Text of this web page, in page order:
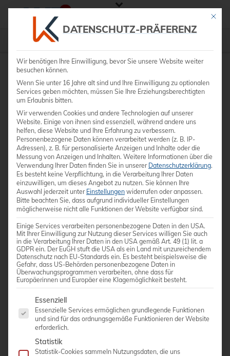
Gebrauchte Geräte
SAMSUNG HM70 A
Mit
DATENSCHUTZ-PRÄFERENZ
Wir benötigen Ihre Einwilligung, bevor Sie unsere Website weiter
besuchen können.
Wenn Sie unter 16 Jahre alt sind und Ihre Einwilligung zu optionalen
Services geben möchten, müssen Sie Ihre Erziehungsberechtigten
um Erlaubnis bitten.
Wir verwenden Cookies und andere Technologien auf unserer
Website. Einige von ihnen sind essenziell, während andere uns
helfen, diese Website und Ihre Erfahrung zu verbessern.
Personenbezogene Daten können verarbeitet werden (z. B. IP-
Adressen), z. B. für personalisierte Anzeigen und Inhalte oder die
Messung von Anzeigen und Inhalten. Weitere Informationen über die
Verwendung Ihrer Daten finden Sie in unserer Datenschutzerklärung.
Es besteht keine Verpflichtung, in die Verarbeitung Ihrer Daten
einzuwilligen, um dieses Angebot zu nutzen. Sie können Ihre
Auswahl jederzeit unter Einstellungen widerrufen oder anpassen.
Bitte beachten Sie, dass aufgrund individueller Einstellungen
möglicherweise nicht alle Funktionen der Website verfügbar sind.
Einige Services verarbeiten personenbezogene Daten in den USA.
Mit Ihrer Einwilligung zur Nutzung dieser Services willigen Sie auch
in die Verarbeitung Ihrer Daten in den USA gemäß Art. 49 (1) lit. a
GDPR ein. Der EuGH stuft die USA als ein Land mit unzureichendem
Datenschutz nach EU-Standards ein. Es besteht beispielsweise die
Gefahr, dass US-Behörden personenbezogene Daten in
Überwachungsprogrammen verarbeiten, ohne dass für
Europäerinnen und Europäer eine Klagemöglichkeit besteht.
Es folgt eine Liste der Service-Gruppen, für die eine
Essenziell
Essenzielle Services ermöglichen grundlegende Funktionen
und sind für das ordnungsgemäße Funktionieren der Website
erforderlich.
Statistik
Statistik-Cookies sammeln Nutzungsdaten, die uns